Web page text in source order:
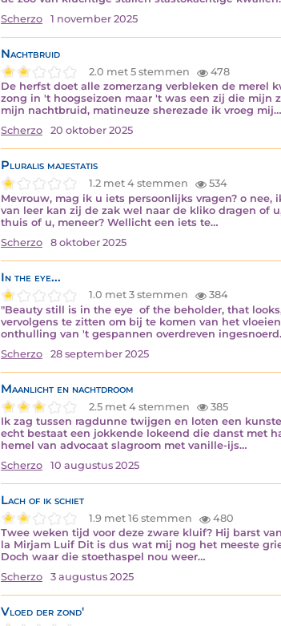
Scherzo
1 november 2025
Nachtbruid
2.0 met 5 stemmen
478
De herfst doet alle zomerzang verbleken de merel
zong in 't hoogseizoen maar 't was een zij die mijn
mijn nachtbruid, matineuze sherezade ik vroeg mij…
Scherzo
20 oktober 2025
Pluralis majestatis
1.2 met 4 stemmen
534
Mevrouw, mag ik u iets persoonlijks vragen? o
van leer kan zij de zak wel naar de kliko dragen of
thuis of u, meneer? Wellicht een iets te…
Scherzo
8 oktober 2025
In the eye...
1.0 met 3 stemmen
384
"Beauty still is in the eye of the beholder, that
vervolgens te zitten om bij te komen van het
onthulling van 't gespannen overdreven
Scherzo
28 september 2025
Maanlicht en nachtdroom
2.5 met 4 stemmen
385
Ik zag tussen ragdunne twijgen en loten een
echt bestaat een jokkende lokeend die danst met
hemel van advocaat slagroom met vanille-ijs…
Scherzo
10 augustus 2025
Lach of ik schiet
1.9 met 16 stemmen
480
Twee weken tijd voor deze zware kluif? Hij barst
la Mirjam Luif Dit is dus wat mij nog het meeste
Doch waar die stoethaspel nou weer…
Scherzo
3 augustus 2025
Vloed der zond'